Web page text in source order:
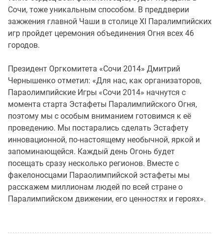
Сочи, тоже уникальным способом. В преддверии
зажжения главной Чаши в столице XI Паралимпийских
игр пройдет церемония объединения Огня всех 46
городов.
Президент Оргкомитета «Сочи 2014» Дмитрий
Чернышенко отметил: «Для нас, как организаторов,
Параолимпийские Игры «Сочи 2014» начнутся с
момента старта Эстафеты Паралимпийского Огня,
поэтому мы с особым вниманием готовимся к её
проведению. Мы постарались сделать Эстафету
инновационной, по-настоящему необычной, яркой и
запоминающейся. Каждый день Огонь будет
посещать сразу несколько регионов. Вместе с
факелоносцами Параолимпийской эстафеты мы
расскажем миллионам людей по всей стране о
Паралимпийском движении, его ценностях и героях».